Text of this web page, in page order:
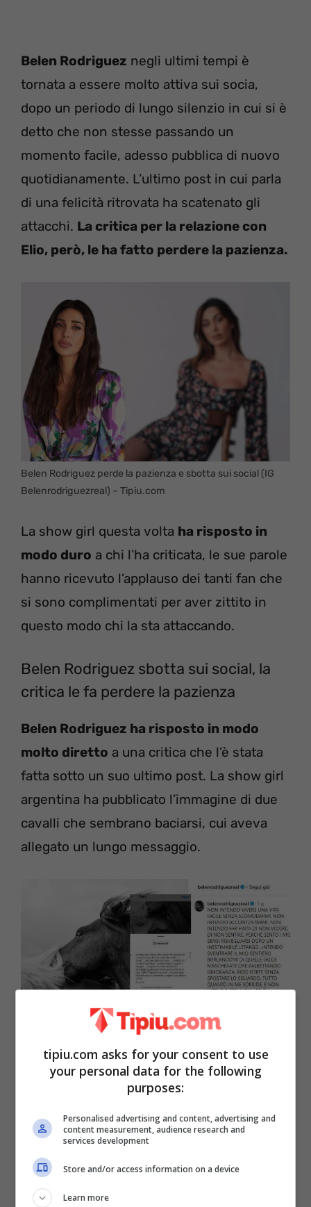
Belen Rodriguez negli ultimi tempi è
tornata a essere molto attiva sui socia,
dopo un periodo di lungo silenzio in cui si è
detto che non stesse passando un
momento facile, adesso pubblica di nuovo
quotidianamente. L’ultimo post in cui parla
di una felicità ritrovata ha scatenato gli
attacchi. La critica per la relazione con
Elio, però, le ha fatto perdere la pazienza.
Belen Rodriguez perde la pazienza e sbotta sui social (IG
Belenrodriguezreal) – Tipiu.com
La show girl questa volta ha risposto in
modo duro a chi l’ha criticata, le sue parole
hanno ricevuto l’applauso dei tanti fan che
si sono complimentati per aver zittito in
questo modo chi la sta attaccando.
Belen Rodriguez sbotta sui social, la
critica le fa perdere la pazienza
Belen Rodriguez ha risposto in modo
molto diretto a una critica che l’è stata
fatta sotto un suo ultimo post. La show girl
argentina ha pubblicato l’immagine di due
cavalli che sembrano baciarsi, cui aveva
allegato un lungo messaggio.
Belenrodriguezreal) – Tipiu.com
tipiu.com asks for your consent to use
your personal data for the following
purposes:
Personalised advertising and content, advertising and
content measurement, audience research and
services development
Store and/or access information on a device
Learn more